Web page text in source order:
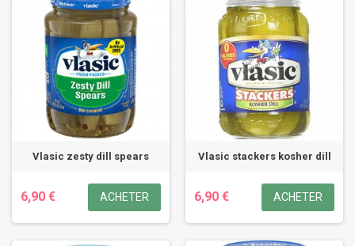
Vlasic zesty dill spears
6,90 € ACHETER
Vlasic stackers kosher dill
6,90 € ACHETER